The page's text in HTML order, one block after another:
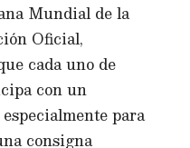
Mundial de la
Oficial,
cada uno de
con un
para
consigna